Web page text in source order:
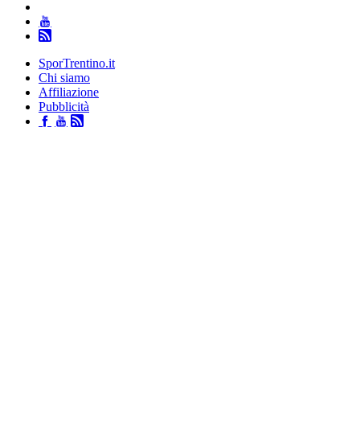
SporTrentino.it
Chi siamo
Affiliazione
Pubblicità